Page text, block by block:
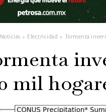
Noticias Electricidad Tormenta
mil